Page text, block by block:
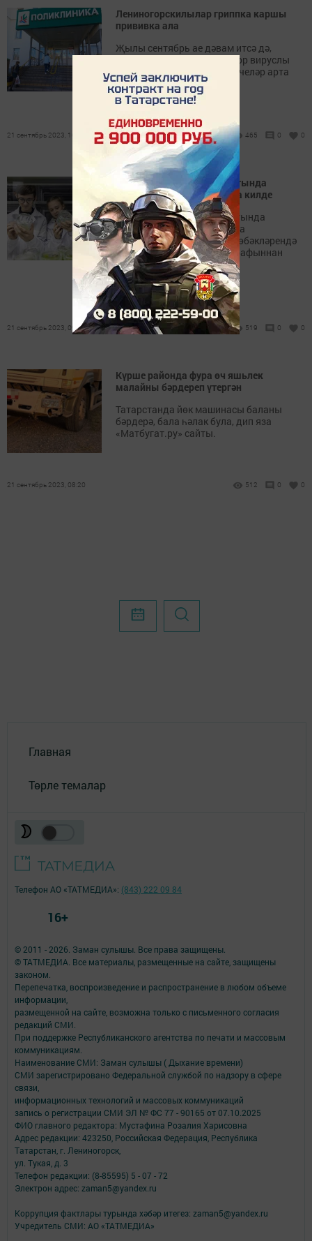
Лениногорскилылар гриппка каршы
прививка ала
Җылы сентябрь ае дәвам итсә дә,
Лениногорскида респиратор вируслы
инфекцияләр белән чирләүчеләр арта
башлады, ди табиблар.
21 сентябрь 2023, 10:02 465 0 0
Лениногорск Балалар йортында
биолаборатория барлыкка килде
Лениногорск Балалар йортында
үсемлекләрне клонлаштыра
башладылар. Бу – нефть төбәкләрендә
“Татнефть” компаниясе тарафыннан
оештырылган тугызынчы
биолаборатория.
21 сентябрь 2023, 09:03 519 0 0
Күрше районда фура өч яшьлек
малайны бәрдереп үтергән
Татарстанда йөк машинасы баланы
бәрдерә, бала һәлак була, дип яза
«Матбугат.ру» сайты.
21 сентябрь 2023, 08:20 512 0 0
Главная
Төрле темалар
© 2011 - 2026. Заман сулышы. Все права защищены.
© ТАТМЕДИА. Все материалы, размещенные на сайте, защищены
законом.
Перепечатка, воспроизведение и распространение в любом объеме
информации,
размещенной на сайте, возможна только с письменного согласия
редакций СМИ.
При поддержке Республиканского агентства по печати и массовым
коммуникациям.
Наименование СМИ: Заман сулышы ( Дыхание времени)
СМИ зарегистрировано Федеральной службой по надзору в сфере
связи,
информационных технологий и массовых коммуникаций
запись о регистрации СМИ ЭЛ № ФС 77 - 90165 от 07.10.2025
ФИО главного редактора: Мустафина Розалия Харисовна
Адрес редакции: 423250, Российская Федерация, Республика
Татарстан, г. Лениногорск,
ул. Тукая, д. 3
Телефон редакции: (8-85595) 5 - 07 - 72
Электрон адрес: zaman5@yandex.ru
Коррупция фактлары турында хәбәр итегез: zaman5@yandex.ru
Учредитель СМИ: АО «ТАТМЕДИА»
Телефон АО «ТАТМЕДИА»: (843) 222 09 84
16+